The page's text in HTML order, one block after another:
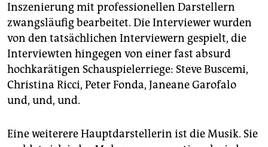
Inszenierung mit professionellen Darstellern
zwangsläufig bearbeitet. Die Interviewer wurden
von den tatsächlichen Interviewern gespielt, die
Interviewten hingegen von einer fast absurd
hochkarätigen Schauspielerriege: Steve Buscemi,
Christina Ricci, Peter Fonda, Janeane Garofalo
und, und, und.
Eine weiterere Hauptdarstellerin ist die Musik. Sie